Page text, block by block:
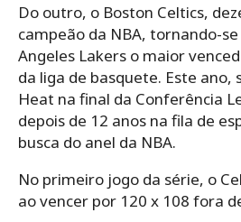
Do outro, o Boston Celtics,
campeão da NBA, tornando-
Angeles Lakers o maior
da liga de basquete. Este ano,
Heat na final da Conferência
depois de 12 anos na fila de
busca do anel da NBA.
No primeiro jogo da série, o
ao vencer por 120 x 108 fora